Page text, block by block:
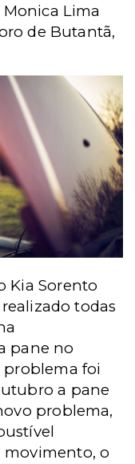
Lima
de Butantã,
Kia Sorento
todas
pane no
problema foi
a pane
problema,
movimento, o